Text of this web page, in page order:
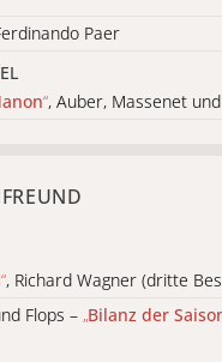
Paer
“, Auber, Massenet
“, Richard Wagner (dritte
Flops – „Bilanz der